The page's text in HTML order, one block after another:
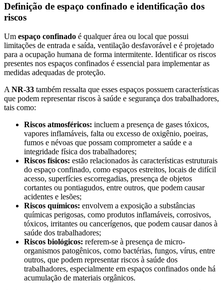
Definição de espaço confinado e identificação dos
riscos
Um espaço confinado é qualquer área ou local que possui
limitações de entrada e saída, ventilação desfavorável e é projetado
para a ocupação humana de forma intermitente. Identificar os riscos
presentes nos espaços confinados é essencial para implementar as
medidas adequadas de proteção.
A NR-33 também ressalta que esses espaços possuem características
que podem representar riscos à saúde e segurança dos trabalhadores,
tais como:
Riscos atmosféricos: incluem a presença de gases tóxicos,
vapores inflamáveis, falta ou excesso de oxigênio, poeiras,
fumos e névoas que possam comprometer a saúde e a
integridade física dos trabalhadores;
Riscos físicos: estão relacionados às características estruturais
do espaço confinado, como espaços estreitos, locais de difícil
acesso, superfícies escorregadias, presença de objetos
cortantes ou pontiagudos, entre outros, que podem causar
acidentes e lesões;
Riscos químicos: envolvem a exposição a substâncias
químicas perigosas, como produtos inflamáveis, corrosivos,
tóxicos, irritantes ou cancerígenos, que podem causar danos à
saúde dos trabalhadores;
Riscos biológicos: referem-se à presença de micro-
organismos patogênicos, como bactérias, fungos, vírus, entre
outros, que podem representar riscos à saúde dos
trabalhadores, especialmente em espaços confinados onde há
acumulação de materiais orgânicos.